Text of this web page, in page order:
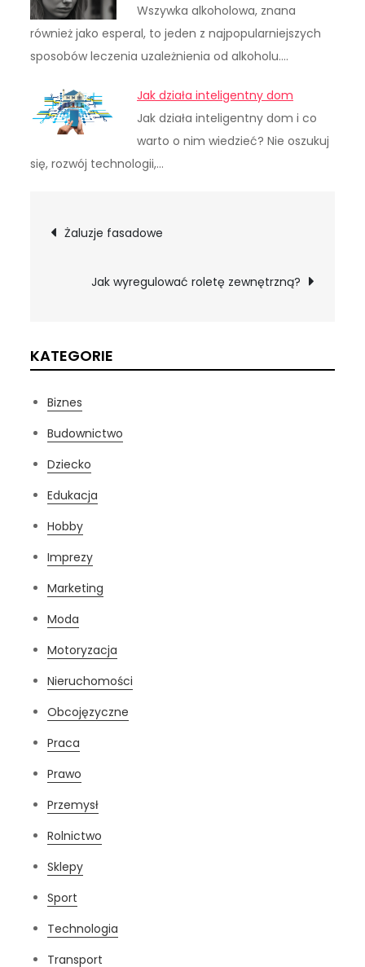
Wszywka alkoholowa, znana
również jako esperal, to jeden z najpopularniejszych
sposobów leczenia uzależnienia od alkoholu.…
Jak działa inteligentny dom
Jak działa inteligentny dom i co
warto o nim wiedzieć? Nie oszukuj
się, rozwój technologii,…
Nawigacja
wpisu
Żaluzje fasadowe
Jak wyregulować roletę zewnętrzną?
KATEGORIE
Biznes
Budownictwo
Dziecko
Edukacja
Hobby
Imprezy
Marketing
Moda
Motoryzacja
Nieruchomości
Obcojęzyczne
Praca
Prawo
Przemysł
Rolnictwo
Sklepy
Sport
Technologia
Transport